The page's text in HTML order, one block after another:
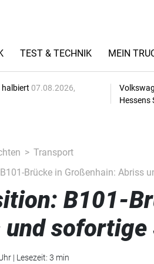
TEST & TECHNIK MEIN
halbiert 07.08.2026,
Hessens
Transport
Brücke in Großenhain: Abriss
B101-
sofortige
| Lesezeit: 3 min